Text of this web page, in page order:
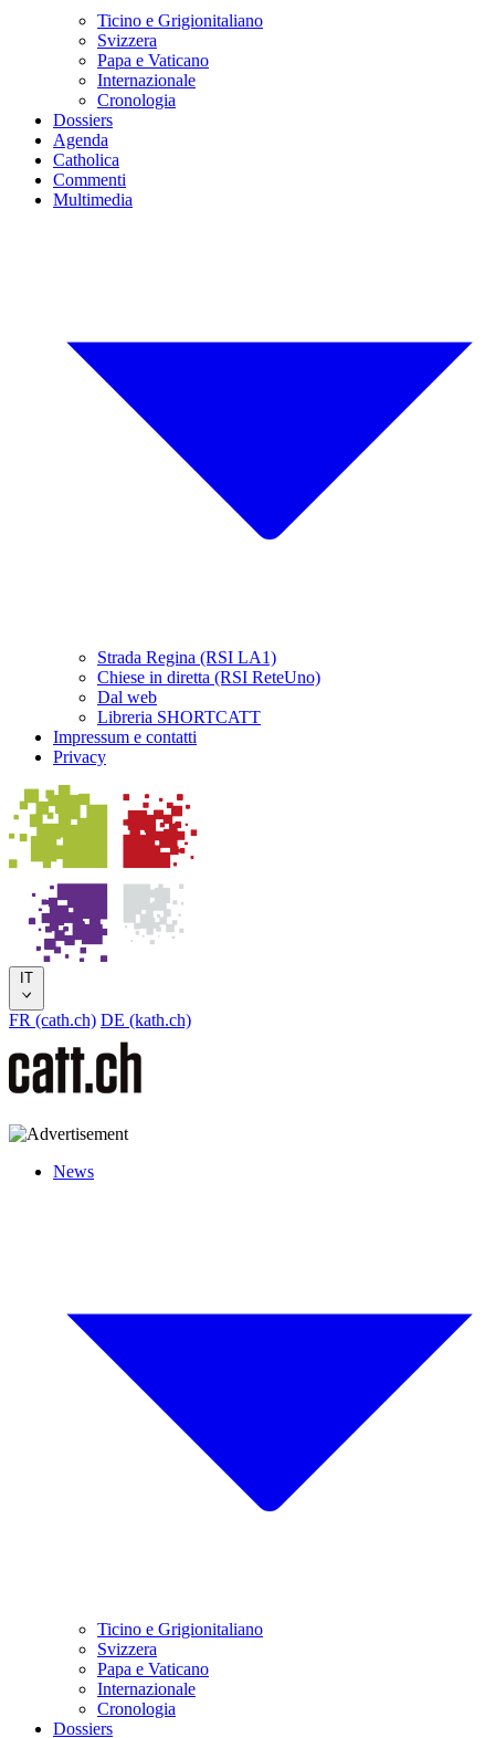
Ticino e Grigionitaliano
Svizzera
Papa e Vaticano
Internazionale
Cronologia
Dossiers
Agenda
Catholica
Commenti
Multimedia
Strada Regina (RSI LA1)
Chiese in diretta (RSI ReteUno)
Dal web
Libreria SHORTCATT
Impressum e contatti
Privacy
IT
FR (cath.ch) DE (kath.ch)
News
Ticino e Grigionitaliano
Svizzera
Papa e Vaticano
Internazionale
Cronologia
Dossiers